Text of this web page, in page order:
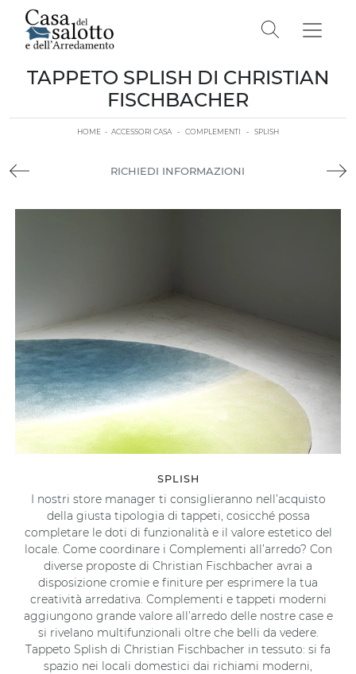
TAPPETO SPLISH DI CHRISTIAN
FISCHBACHER
HOME - ACCESSORI CASA - COMPLEMENTI - SPLISH
RICHIEDI INFORMAZIONI
SPLISH
I nostri store manager ti consiglieranno nell’acquisto
della giusta tipologia di tappeti, cosicché possa
completare le doti di funzionalità e il valore estetico del
locale. Come coordinare i Complementi all’arredo? Con
diverse proposte di Christian Fischbacher avrai a
disposizione cromie e finiture per esprimere la tua
creatività arredativa. Complementi e tappeti moderni
aggiungono grande valore all’arredo delle nostre case e
si rivelano multifunzionali oltre che belli da vedere.
Tappeto Splish di Christian Fischbacher in tessuto: si fa
spazio nei locali domestici dai richiami moderni,